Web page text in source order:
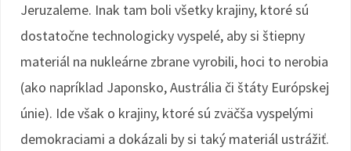
Jeruzaleme. Inak tam boli všetky krajiny, ktoré sú
dostatočne technologicky vyspelé, aby si štiepny
materiál na nukleárne zbrane vyrobili, hoci to nerobia
(ako napríklad Japonsko, Austrália či štáty Európskej
únie). Ide však o krajiny, ktoré sú zväčša vyspelými
demokraciami a dokázali by si taký materiál ustrážiť.